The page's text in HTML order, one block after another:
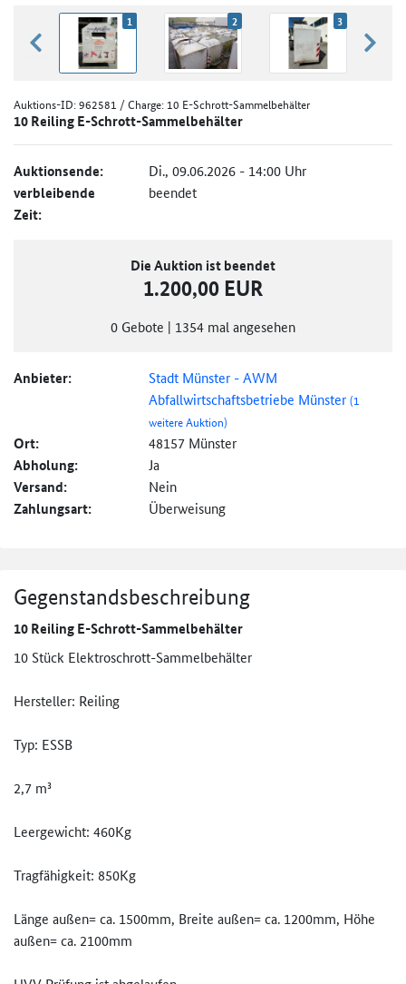
zurück blättern
1 2 3
Auktions-ID:962581 / Charge: 10 E-Schrott-Sammelbehälter
10 Reiling E-Schrott-Sammelbehälter
Auktionsende: Di., 09.06.2026 - 14:00 Uhr
verbleibende
Zeit:
beendet
Die Auktion ist beendet
1.200,00 EUR
0 Gebote | 1354 mal angesehen
Anbieter:
Stadt Münster - AWM
Abfallwirtschaftsbetriebe Münster(1
weitere Auktion)
Ort: 48157 Münster
Abholung: Ja
Versand: Nein
Zahlungsart: Überweisung
Gegenstandsbeschreibung
10 Reiling E-Schrott-Sammelbehälter
10 Stück Elektroschrott-Sammelbehälter
Hersteller: Reiling
Typ: ESSB
2,7 m³
Leergewicht: 460Kg
Tragfähigkeit: 850Kg
Länge außen= ca. 1500mm, Breite außen= ca. 1200mm, Höhe
außen= ca. 2100mm